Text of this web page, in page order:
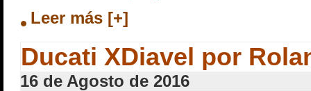
Leer más [+]
Ducati XDiavel por
16 de Agosto de 2016